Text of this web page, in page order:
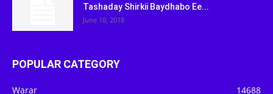
Tashaday Shirkii Baydhabo Ee...
June 10, 2018
POPULAR CATEGORY
Warar 14688